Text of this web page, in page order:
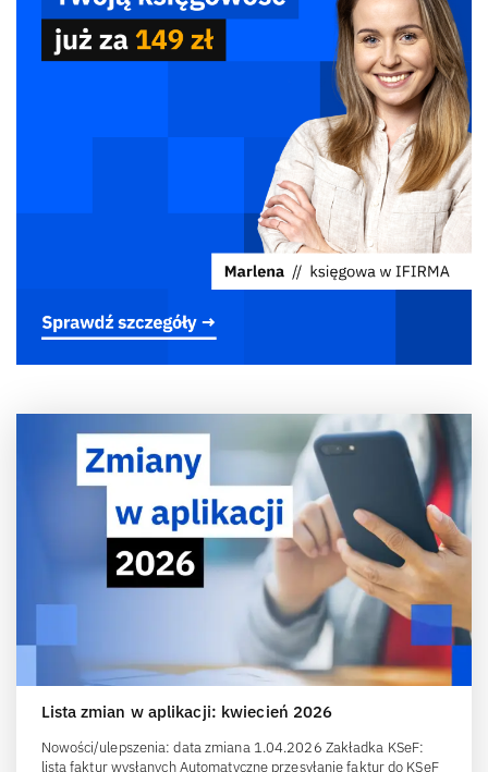
Lista zmian w aplikacji: kwiecień 2026
Nowości/ulepszenia: data zmiana 1.04.2026 Zakładka KSeF:
lista faktur wysłanych Automatyczne przesyłanie faktur do KSeF